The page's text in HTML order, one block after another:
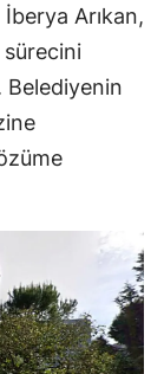
Arıkan,
sürecini
Belediyenin